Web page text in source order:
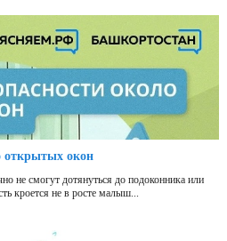
открытых окон
не смогут дотянуться до подоконника или
кроется не в росте малыш...